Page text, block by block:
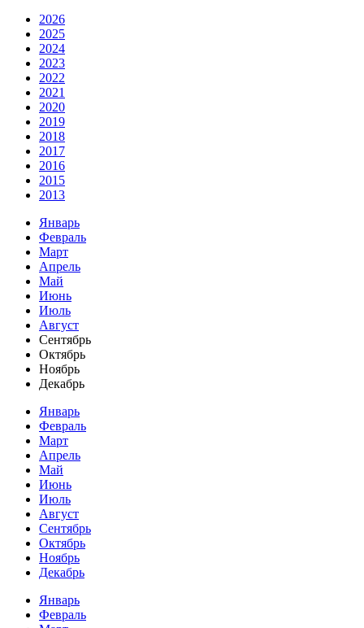
2026
2025
2024
2023
2022
2021
2020
2019
2018
2017
2016
2015
2013
Январь
Февраль
Март
Апрель
Май
Июнь
Июль
Август
Сентябрь
Октябрь
Ноябрь
Декабрь
Январь
Февраль
Март
Апрель
Май
Июнь
Июль
Август
Сентябрь
Октябрь
Ноябрь
Декабрь
Январь
Февраль